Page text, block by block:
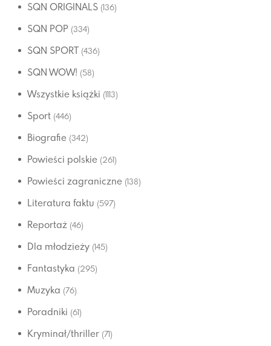
SQN ORIGINALS (136)
SQN POP (334)
SQN SPORT (436)
SQN WOW! (58)
Wszystkie książki (1113)
Sport (446)
Biografie (342)
Powieści polskie (261)
Powieści zagraniczne (138)
Literatura faktu (597)
Reportaż (46)
Dla młodzieży (145)
Fantastyka (295)
Muzyka (76)
Poradniki (61)
Kryminał/thriller (71)